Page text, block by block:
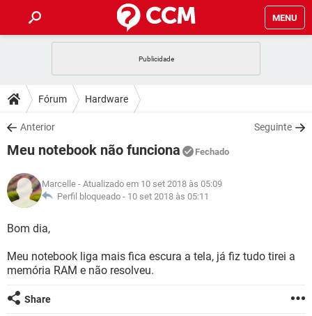
MENU
CELULAR
OUTLOOK
INSTAGRAM GMAIL
GUIA DE COMPRAS
DICAS
JOGOS
INSTAGRAM GMAIL
GUIA DE COMPRAS
DOWNLOADS
JOGOS WHATSAPP
CELULAR
OUTLOOK EXCEL
INSTAGRAM
JOGOS WHATSAPP
CELULAR
OUTLOOK
INSTAGRAM GMAIL
GLOSSÁRIO
JOGOS
OUTLOOK
INSTAGRAM
Fórum Hardware
Anterior Seguinte
Meu notebook não funciona Fechado
Marcelle - Atualizado em 10 set 2018 às 05:09
Perfil bloqueado - 10 set 2018 às 05:11
Bom dia,
Meu notebook liga mais fica escura a tela, já fiz tudo tirei a
memória RAM e não resolveu.
Share